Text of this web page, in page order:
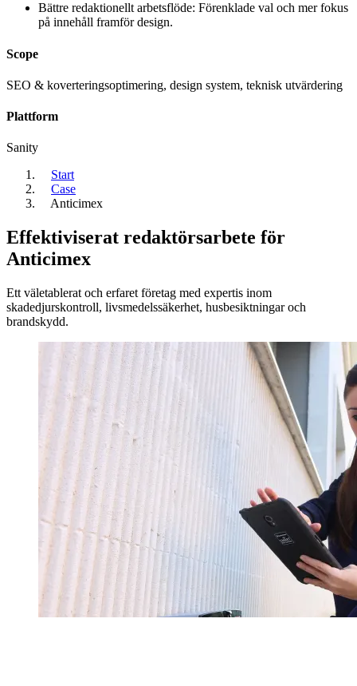
Bättre redaktionellt arbetsflöde: Förenklade val och mer fokus
på innehåll framför design.
Scope
SEO & koverteringsoptimering, design system, teknisk utvärdering
Plattform
Sanity
Start
Case
Anticimex
Effektiviserat redaktörsarbete för
Anticimex
Ett väletablerat och erfaret företag med expertis inom
skadedjurskontroll, livsmedelssäkerhet, husbesiktningar och
brandskydd.